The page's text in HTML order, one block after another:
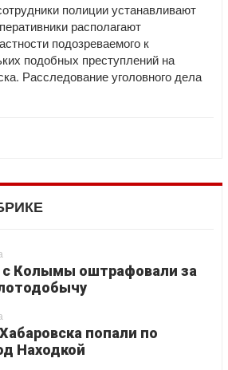
полиции устанавливают
располагают
подозреваемого к
подобных преступлений на
Расследование уголовного дела
с Колымы оштрафовали за
попали по
Находкой